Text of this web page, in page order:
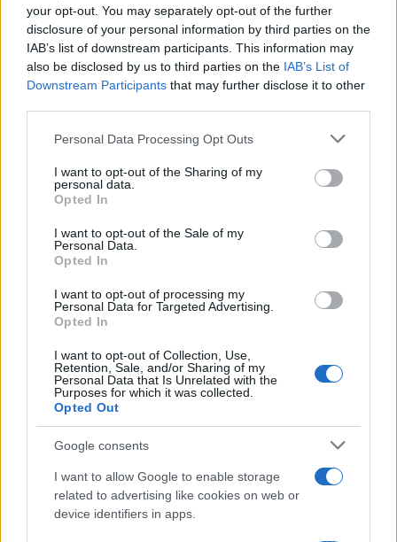
your opt-out. You may separately opt-out of the further
disclosure of your personal information by third parties on the
IAB’s list of downstream participants. This information may
also be disclosed by us to third parties on the IAB’s List of
Downstream Participants that may further disclose it to other
Please note that this website/app uses one or more Google
not limited to your visit or usage behaviour. You may click to
grant or deny consent to Google and its third-party tags to
use your data for below specified purposes in below Google
consent section.
Personal Data Processing Opt Outs
I want to opt-out of the Sharing of my
personal data.
Opted In
I want to opt-out of the Sale of my
Personal Data.
Opted In
I want to opt-out of processing my
Personal Data for Targeted Advertising.
Opted In
I want to opt-out of Collection, Use,
Retention, Sale, and/or Sharing of my
Personal Data that Is Unrelated with the
Purposes for which it was collected.
Opted Out
Google consents
I want to allow Google to enable storage
related to advertising like cookies on web or
device identifiers in apps.
NOTIZIE RECENTI
Sangue, musica e solidarietà con Avis Olbia al
Delta Center
Meteo Olbia 9 agosto, temperature in calo
Salmo finisce in ospedale a Catania, ma il tour
Jovanotti, Gabry Ponte e Alfa: Olbia ombelico del
mondo per una notte
Giorgia Meloni a La Maddalena, la vicesindaco:
“Orgoglio e discrezione per visita privata̶…
Incendio nella notte a Olbia, a fuoco due furgoni